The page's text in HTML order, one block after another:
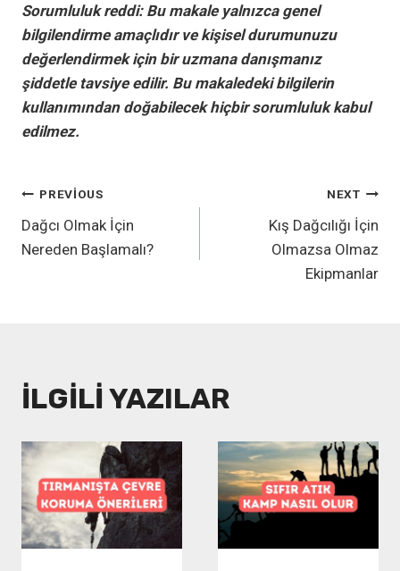
Sorumluluk reddi: Bu makale yalnızca genel
bilgilendirme amaçlıdır ve kişisel durumunuzu
değerlendirmek için bir uzmana danışmanız
şiddetle tavsiye edilir. Bu makaledeki bilgilerin
kullanımından doğabilecek hiçbir sorumluluk kabul
edilmez.
YAZI
GEZINMESI
PREVIOUS
Dağcı Olmak İçin
Nereden Başlamalı?
NEXT
Kış Dağcılığı İçin
Olmazsa Olmaz
Ekipmanlar
İLGILI YAZILAR